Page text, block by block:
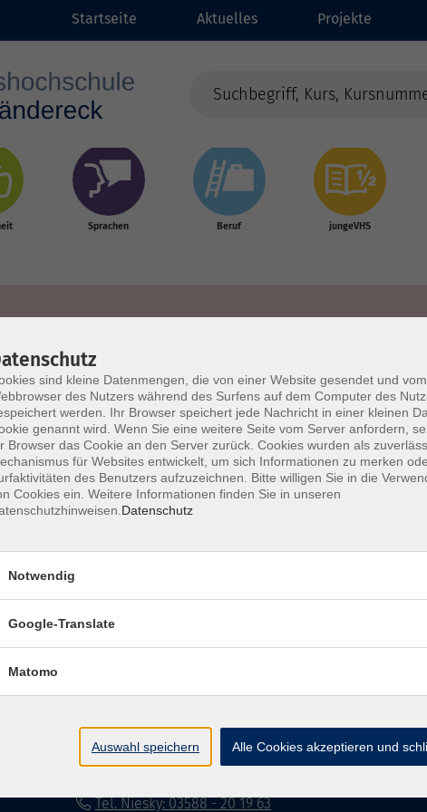
Startseite Aktuelles Projekte
Sprachen Beruf jungeVHS
Impressum Datenschutzerklärung
info@vhs-dle.de
Tel. Löbau: 03585 - 41 77 442
Tel. Zittau: 03585 - 41 77 448
Tel. Niesky: 03588 - 20 19 63
sind kleine Datenmengen, die von einer Website gesendet und vom
des Nutzers während des Surfens auf dem Computer des
werden. Ihr Browser speichert jede Nachricht in einer kleinen
genannt wird. Wenn Sie eine weitere Seite vom Server anfordern,
Browser das Cookie an den Server zurück. Cookies wurden als
für Websites entwickelt, um sich Informationen zu merken
des Benutzers aufzuzeichnen. Bitte willigen Sie in die
Cookies ein. Weitere Informationen finden Sie in unseren
Datenschutz
Notwendig
Google-Translate
Matomo
Auswahl speichern Alle Cookies akzeptieren und